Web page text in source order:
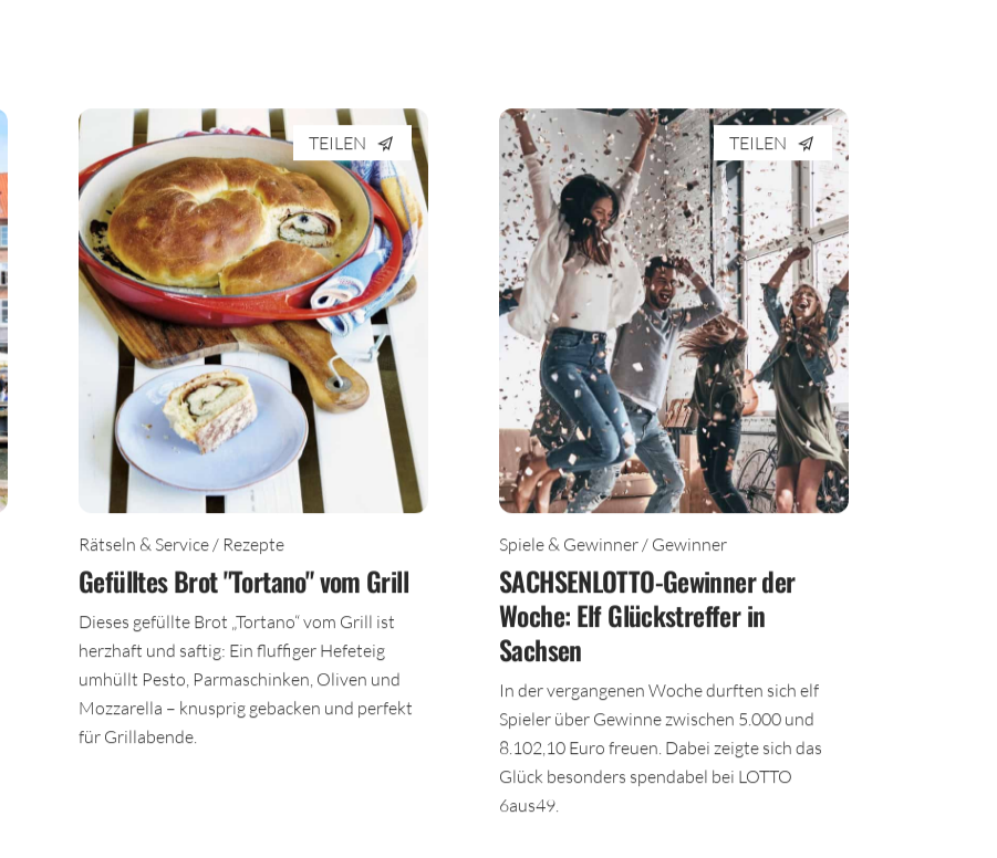
TEILEN
Rätseln & Service / Rezepte
Gefülltes Brot "Tortano" vom Grill
Dieses gefüllte Brot „Tortano“ vom Grill ist
herzhaft und saftig: Ein fluffiger Hefeteig
umhüllt Pesto, Parmaschinken, Oliven und
Mozzarella – knusprig gebacken und perfekt
für Grillabende.
TEILEN
Spiele & Gewinner / Gewinner
SACHSENLOTTO-Gewinner der
Woche: Elf Glückstreffer in
Sachsen
In der vergangenen Woche durften sich elf
Spieler über Gewinne zwischen 5.000 und
8.102,10 Euro freuen. Dabei zeigte sich das
Glück besonders spendabel bei LOTTO
6aus49.